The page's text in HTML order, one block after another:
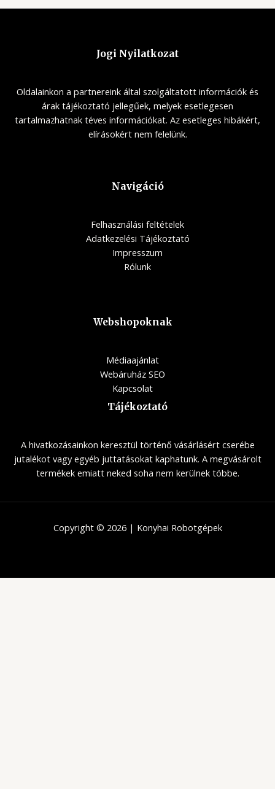
Jogi Nyilatkozat
Oldalainkon a partnereink által szolgáltatott információk és
árak tájékoztató jellegűek, melyek esetlegesen
tartalmazhatnak téves információkat. Az esetleges hibákért,
elírásokért nem felelünk.
Navigáció
Felhasználási feltételek
Adatkezelési Tájékoztató
Impresszum
Rólunk
Webshopoknak
Médiaajánlat
Webáruház SEO
Kapcsolat
Tájékoztató
A hivatkozásainkon keresztül történő vásárlásért cserébe
jutalékot vagy egyéb juttatásokat kaphatunk. A megvásárolt
termékek emiatt neked soha nem kerülnek többe.
Copyright © 2026 | Konyhai Robotgépek